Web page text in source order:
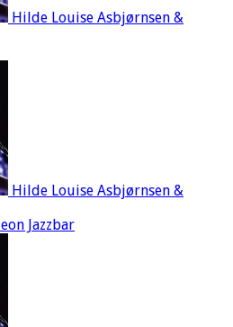
Hilde Louise Asbjørnsen &
Hilde Louise Asbjørnsen &
Jazzbar